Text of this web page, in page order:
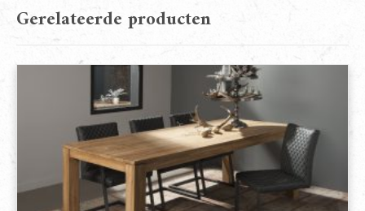
Gerelateerde producten